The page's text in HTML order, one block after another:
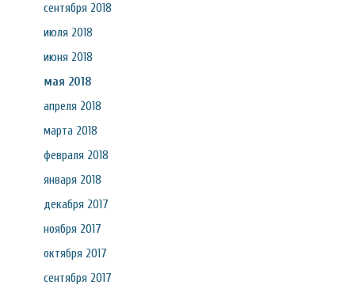
сентября 2018
июля 2018
июня 2018
мая 2018
апреля 2018
марта 2018
февраля 2018
января 2018
декабря 2017
ноября 2017
октября 2017
сентября 2017